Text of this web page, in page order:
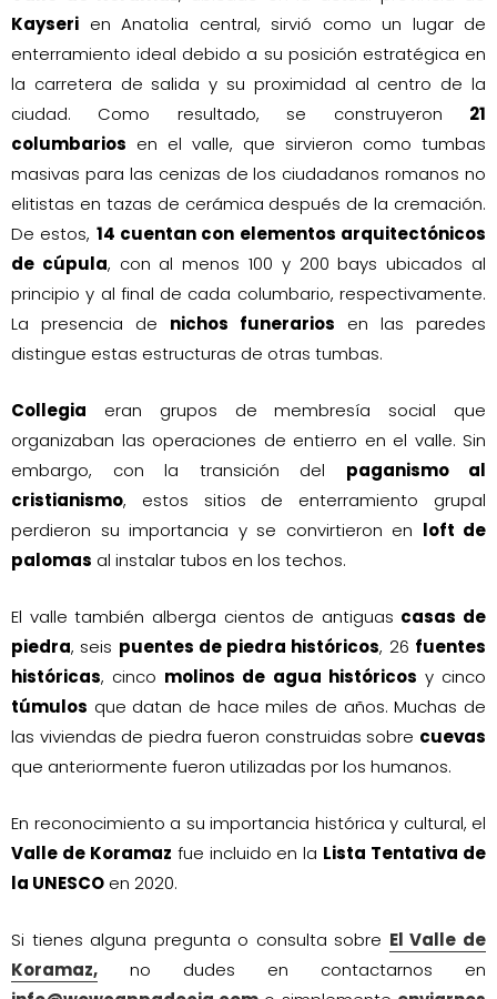
Kayseri en Anatolia central, sirvió como un lugar de
enterramiento ideal debido a su posición estratégica en
la carretera de salida y su proximidad al centro de la
ciudad. Como resultado, se construyeron 21
columbarios en el valle, que sirvieron como tumbas
masivas para las cenizas de los ciudadanos romanos no
elitistas en tazas de cerámica después de la cremación.
De estos, 14 cuentan con elementos arquitectónicos
de cúpula, con al menos 100 y 200 bays ubicados al
principio y al final de cada columbario, respectivamente.
La presencia de nichos funerarios en las paredes
distingue estas estructuras de otras tumbas.
Collegia eran grupos de membresía social que
organizaban las operaciones de entierro en el valle. Sin
embargo, con la transición del paganismo al
cristianismo, estos sitios de enterramiento grupal
perdieron su importancia y se convirtieron en loft de
palomas al instalar tubos en los techos.
El valle también alberga cientos de antiguas casas de
piedra, seis puentes de piedra históricos, 26 fuentes
históricas, cinco molinos de agua históricos y cinco
túmulos que datan de hace miles de años. Muchas de
las viviendas de piedra fueron construidas sobre cuevas
que anteriormente fueron utilizadas por los humanos.
En reconocimiento a su importancia histórica y cultural, el
Valle de Koramaz fue incluido en la Lista Tentativa de
la UNESCO en 2020.
Si tienes alguna pregunta o consulta sobre El Valle de
Koramaz, no dudes en contactarnos en